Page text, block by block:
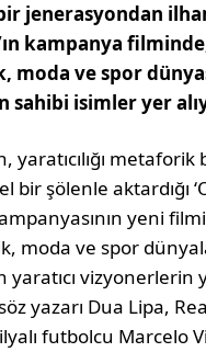
jenerasyondan
kampanya
moda ve spor
sahibi isimler yer
yaratıcılığı metaforik
bir şölenle aktardığı
yeni
moda ve spor
vizyonerlerin
yazarı Dua Lipa,
futbolcu Marcelo